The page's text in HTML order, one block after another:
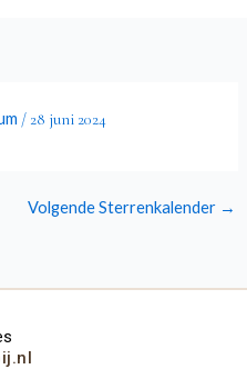
/ 28 juni 2024
Volgende Sterrenkalender →